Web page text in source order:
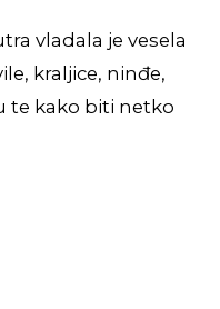
vladala je vesela
kraljice, ninđe,
te kako biti netko